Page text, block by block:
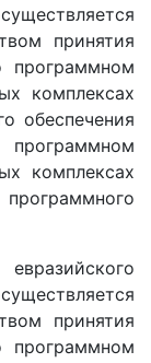
принятия
программном
комплексах
обеспечения
комплексах
принятия
программном